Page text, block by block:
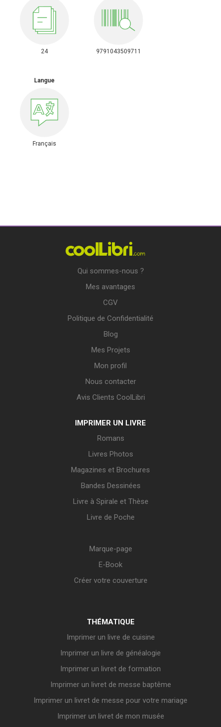
24 9791043509711
Langue
Français
Qui sommes-nous ?
Mes avantages
CGV
Politique de Confidentialité
Blog
Mes Projets
Mon profil
Nous contacter
Avis Clients CoolLibri
IMPRIMER UN LIVRE
Romans
Livres Photos
Magazines et Brochures
Bandes Dessinées
Livre à Spirale et Thèse
Livre de Poche
Marque-page
E-Book
Créer votre couverture
THÉMATIQUE
Imprimer un livre de cuisine
Imprimer un livre de généalogie
Imprimer un livret de formation
Imprimer un livret de messe baptême
Imprimer un livret de messe pour votre mariage
Imprimer un livret de mon musée